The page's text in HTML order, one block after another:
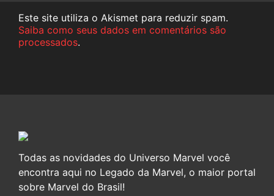
Este site utiliza o Akismet para reduzir spam.
Saiba como seus dados em comentários são
processados.
Todas as novidades do Universo Marvel você
encontra aqui no Legado da Marvel, o maior portal
sobre Marvel do Brasil!